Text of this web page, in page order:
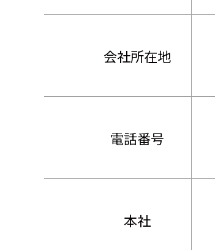
会社所在地
電話番号
本社